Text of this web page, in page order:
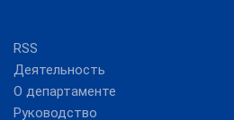
RSS
Деятельность
О департаменте
Руководство